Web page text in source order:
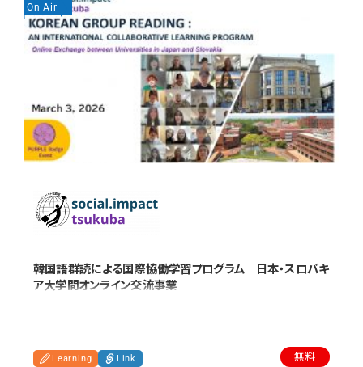
韓国語群読による国際協働学習プログラム 日本・スロバキ
ア大学間オンライン交流事業
Learning Link 無料
On Air